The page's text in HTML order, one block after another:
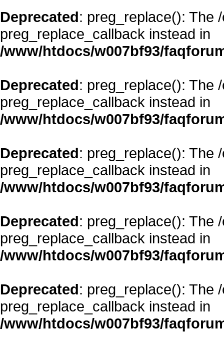
Deprecated: preg_replace(): The
preg_replace_callback instead in
/www/htdocs/w007bf93/
Deprecated: preg_replace(): The
preg_replace_callback instead in
/www/htdocs/w007bf93/
Deprecated: preg_replace(): The
preg_replace_callback instead in
/www/htdocs/w007bf93/
Deprecated: preg_replace(): The
preg_replace_callback instead in
/www/htdocs/w007bf93/
Deprecated: preg_replace(): The
preg_replace_callback instead in
/www/htdocs/w007bf93/